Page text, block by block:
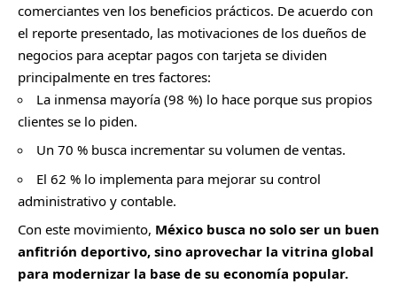
comerciantes ven los beneficios prácticos. De acuerdo con
el reporte presentado, las motivaciones de los dueños de
negocios para aceptar pagos con tarjeta se dividen
principalmente en tres factores:
La inmensa mayoría (98 %) lo hace porque sus propios
clientes se lo piden.
Un 70 % busca incrementar su volumen de ventas.
El 62 % lo implementa para mejorar su control
administrativo y contable.
Con este movimiento, México busca no solo ser un buen
anfitrión deportivo, sino aprovechar la vitrina global
para modernizar la base de su economía popular.